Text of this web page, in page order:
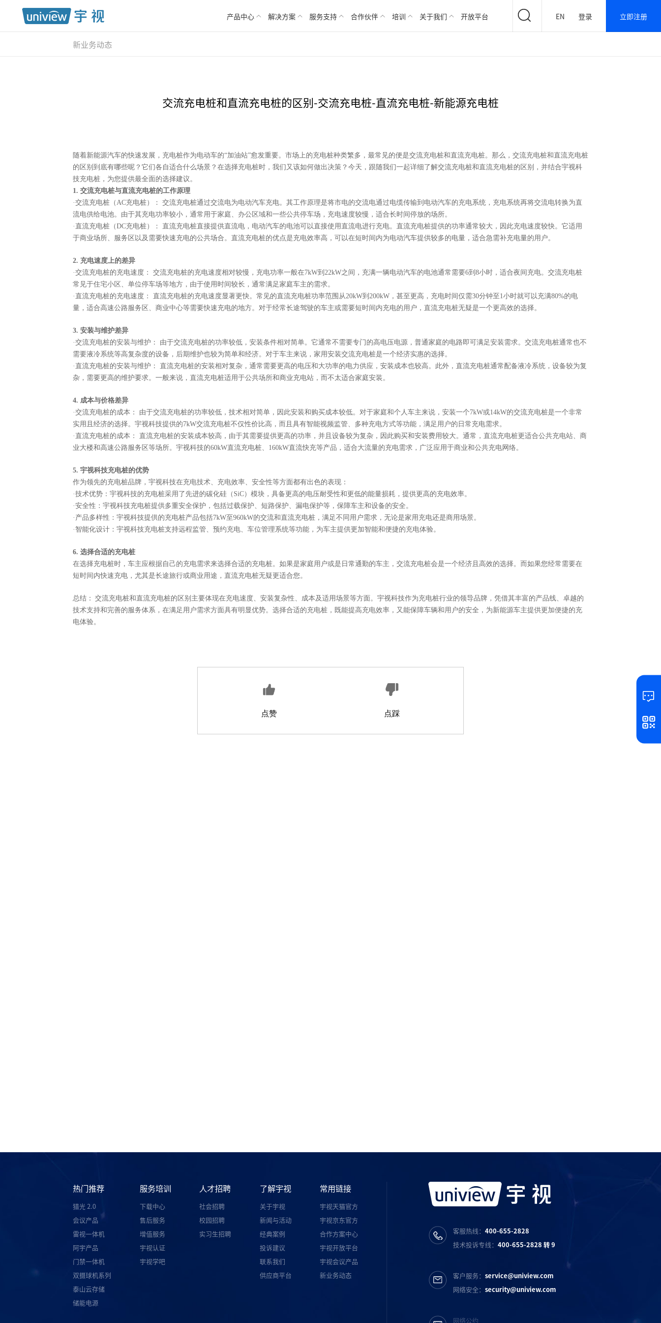
产品中心 解决方案 服务支持 合作伙伴 培训 关于我们 开放平台 EN 登录 立即注册
新业务动态
交流充电桩和直流充电桩的区别-交流充电桩-直流充电桩-新能源充电桩
随着新能源汽车的快速发展，充电桩作为电动车的“加油站”愈发重要。市场上的充电桩种类繁多，最常见的便是交流充电桩和直流充电桩。那么，交流充电桩和直流充电桩
的区别到底有哪些呢？它们各自适合什么场景？在选择充电桩时，我们又该如何做出决策？今天，跟随我们一起详细了解交流充电桩和直流充电桩的区别，并结合宇视科
技充电桩，为您提供最全面的选择建议。
1. 交流充电桩与直流充电桩的工作原理
·交流充电桩（AC充电桩）： 交流充电桩通过交流电为电动汽车充电。其工作原理是将市电的交流电通过电缆传输到电动汽车的充电系统，充电系统再将交流电转换为直
流电供给电池。由于其充电功率较小，通常用于家庭、办公区域和一些公共停车场，充电速度较慢，适合长时间停放的场所。
·直流充电桩（DC充电桩）： 直流充电桩直接提供直流电，电动汽车的电池可以直接使用直流电进行充电。直流充电桩提供的功率通常较大，因此充电速度较快。它适用
于商业场所、服务区以及需要快速充电的公共场合。直流充电桩的优点是充电效率高，可以在短时间内为电动汽车提供较多的电量，适合急需补充电量的用户。
2. 充电速度上的差异
·交流充电桩的充电速度： 交流充电桩的充电速度相对较慢，充电功率一般在7kW到22kW之间，充满一辆电动汽车的电池通常需要6到8小时，适合夜间充电。交流充电桩
常见于住宅小区、单位停车场等地方，由于使用时间较长，通常满足家庭车主的需求。
·直流充电桩的充电速度： 直流充电桩的充电速度显著更快。常见的直流充电桩功率范围从20kW到200kW，甚至更高，充电时间仅需30分钟至1小时就可以充满80%的电
量，适合高速公路服务区、商业中心等需要快速充电的地方。对于经常长途驾驶的车主或需要短时间内充电的用户，直流充电桩无疑是一个更高效的选择。
3. 安装与维护差异
·交流充电桩的安装与维护： 由于交流充电桩的功率较低，安装条件相对简单。它通常不需要专门的高电压电源，普通家庭的电路即可满足安装需求。交流充电桩通常也不
需要液冷系统等高复杂度的设备，后期维护也较为简单和经济。对于车主来说，家用安装交流充电桩是一个经济实惠的选择。
·直流充电桩的安装与维护： 直流充电桩的安装相对复杂，通常需要更高的电压和大功率的电力供应，安装成本也较高。此外，直流充电桩通常配备液冷系统，设备较为复
杂，需要更高的维护要求。一般来说，直流充电桩适用于公共场所和商业充电站，而不太适合家庭安装。
4. 成本与价格差异
·交流充电桩的成本： 由于交流充电桩的功率较低，技术相对简单，因此安装和购买成本较低。对于家庭和个人车主来说，安装一个7kW或14kW的交流充电桩是一个非常
实用且经济的选择。宇视科技提供的7kW交流充电桩不仅性价比高，而且具有智能视频监管、多种充电方式等功能，满足用户的日常充电需求。
·直流充电桩的成本： 直流充电桩的安装成本较高，由于其需要提供更高的功率，并且设备较为复杂，因此购买和安装费用较大。通常，直流充电桩更适合公共充电站、商
业大楼和高速公路服务区等场所。宇视科技的60kW直流充电桩、160kW直流快充等产品，适合大流量的充电需求，广泛应用于商业和公共充电网络。
5. 宇视科技充电桩的优势
作为领先的充电桩品牌，宇视科技在充电技术、充电效率、安全性等方面都有出色的表现：
·技术优势：宇视科技的充电桩采用了先进的碳化硅（SiC）模块，具备更高的电压耐受性和更低的能量损耗，提供更高的充电效率。
·安全性：宇视科技充电桩提供多重安全保护，包括过载保护、短路保护、漏电保护等，保障车主和设备的安全。
·产品多样性：宇视科技提供的充电桩产品包括7kW至960kW的交流和直流充电桩，满足不同用户需求，无论是家用充电还是商用场景。
·智能化设计：宇视科技充电桩支持远程监管、预约充电、车位管理系统等功能，为车主提供更加智能和便捷的充电体验。
6. 选择合适的充电桩
在选择充电桩时，车主应根据自己的充电需求来选择合适的充电桩。如果是家庭用户或是日常通勤的车主，交流充电桩会是一个经济且高效的选择。而如果您经常需要在
短时间内快速充电，尤其是长途旅行或商业用途，直流充电桩无疑更适合您。
总结： 交流充电桩和直流充电桩的区别主要体现在充电速度、安装复杂性、成本及适用场景等方面。宇视科技作为充电桩行业的领导品牌，凭借其丰富的产品线、卓越的
技术支持和完善的服务体系，在满足用户需求方面具有明显优势。选择合适的充电桩，既能提高充电效率，又能保障车辆和用户的安全，为新能源车主提供更加便捷的充
电体验。
热门推荐
猎光 2.0
会议产品
雷视一体机
阿宇产品
门禁一体机
双摄球机系列
泰山云存储
储能电源
服务培训
下载中心
售后服务
增值服务
宇视认证
宇视学吧
人才招聘
社会招聘
校园招聘
实习生招聘
了解宇视
关于宇视
新闻与活动
经典案例
投诉建议
联系我们
供应商平台
常用链接
宇视天猫官方
宇视京东官方
合作方案中心
宇视开放平台
宇视会议产品
新业务动态
客服热线：400-655-2828
技术投诉专线：400-655-2828 转 9
客户服务：service@uniview.com
网络安全：security@uniview.com
网络公约